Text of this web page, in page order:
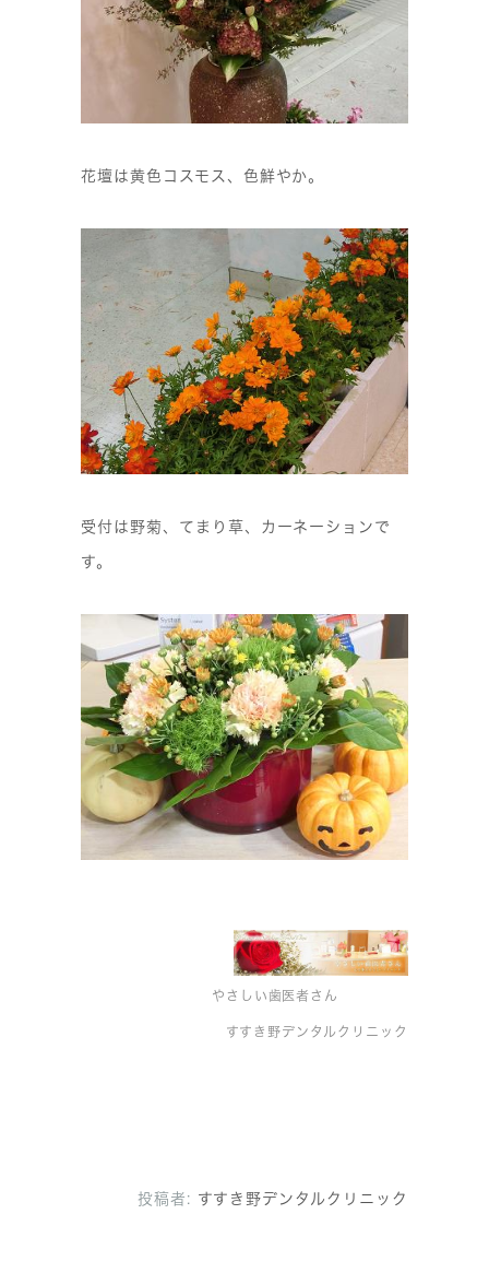
花壇は黄色コスモス、色鮮やか。
受付は野菊、てまり草、カーネーションで
す。
やさしい歯医者さん
すすき野デンタルクリニック
投稿者: すすき野デンタルクリニック